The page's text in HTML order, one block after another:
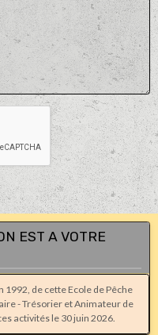
EST A VOTRE
1992, de cette Ecole de Pêche
- Trésorier et Animateur de
activités le 30 juin 2026.